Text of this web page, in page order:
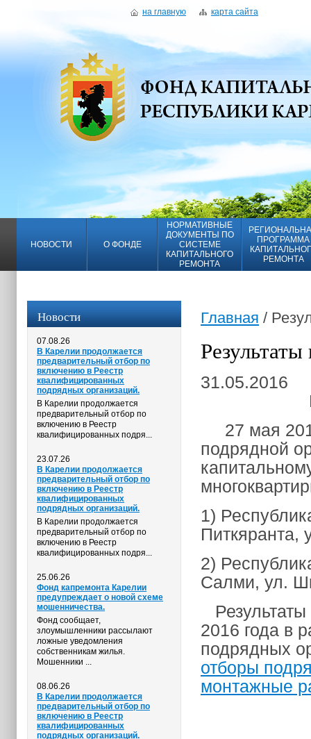
на главную карта сайта
НОВОСТИ О ФОНДЕ
НОРМАТИВНЫЕ
ДОКУМЕНТЫ ПО
СИСТЕМЕ
КАПИТАЛЬНОГО
РЕМОНТА
ПРОГРАММА
РЕМОНТА
Новости
07.08.26
В Карелии продолжается
предварительный отбор по
включению в Реестр
квалифицированных
подрядных организаций.
В Карелии продолжается
предварительный отбор по
включению в Реестр
квалифицированных подря...
23.07.26
В Карелии продолжается
предварительный отбор по
включению в Реестр
квалифицированных
подрядных организаций.
В Карелии продолжается
предварительный отбор по
включению в Реестр
квалифицированных подря...
25.06.26
Фонд капремонта Карелии
предупреждает о новой схеме
мошенничества.
Фонд сообщает,
злоумышленники рассылают
ложные уведомления
собственникам жилья.
Мошенники ...
08.06.26
В Карелии продолжается
предварительный отбор по
включению в Реестр
квалифицированных
подрядных организаций.
Главная /
31.05.2016
27 мая
подрядной
1)
Питкяранта,
2)
Салми, ул.
2016 года в
подрядных
отборы
монтажные